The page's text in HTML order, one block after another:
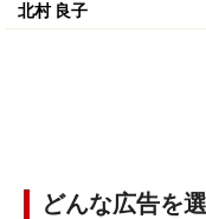
北村 良子
どんな広告を